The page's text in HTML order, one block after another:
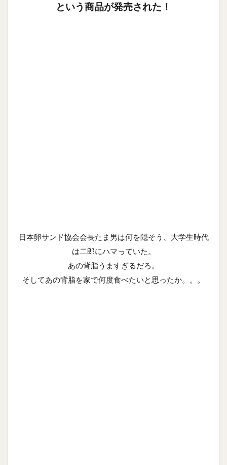
という商品が発売された！
日本卵サンド協会会長たま男は何を隠そう、大学生時代
は二郎にハマっていた。
あの背脂うますぎるだろ。
そしてあの背脂を家で何度食べたいと思ったか。。。